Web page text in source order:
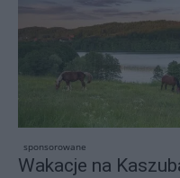
sponsorowane
Wakacje na